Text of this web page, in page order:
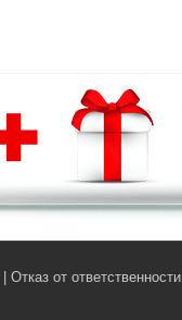
Отказ от ответственности